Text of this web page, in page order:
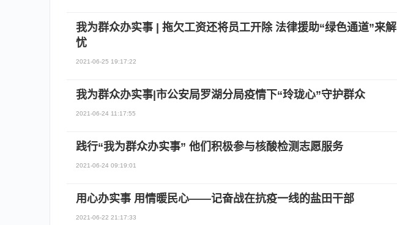
我为群众办实事 | 拖欠工资还将员工开除 法律援助“绿色通道”来解
忧
2021-06-25 19:17:22
我为群众办实事|市公安局罗湖分局疫情下“玲珑心”守护群众
2021-06-24 11:17:55
践行“我为群众办实事” 他们积极参与核酸检测志愿服务
2021-06-24 09:19:01
用心办实事 用情暖民心——记奋战在抗疫一线的盐田干部
2021-06-22 21:17:33